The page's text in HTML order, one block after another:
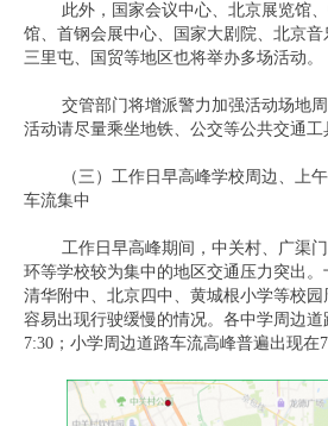
此外，国家会议中心、北京展览馆
馆、首钢会展中心、国家大剧院、北京音
三里屯、国贸等地区也将举办多场活动。
交管部门将增派警力加强活动场地
活动请尽量乘坐地铁、公交等公共交通工
（三）工作日早高峰学校周边、上
车流集中
工作日早高峰期间，中关村、广渠
环等学校较为集中的地区交通压力突出。
清华附中、北京四中、黄城根小学等校
容易出现行驶缓慢的情况。各中学周边道
7:30；小学周边道路车流高峰普遍出现在